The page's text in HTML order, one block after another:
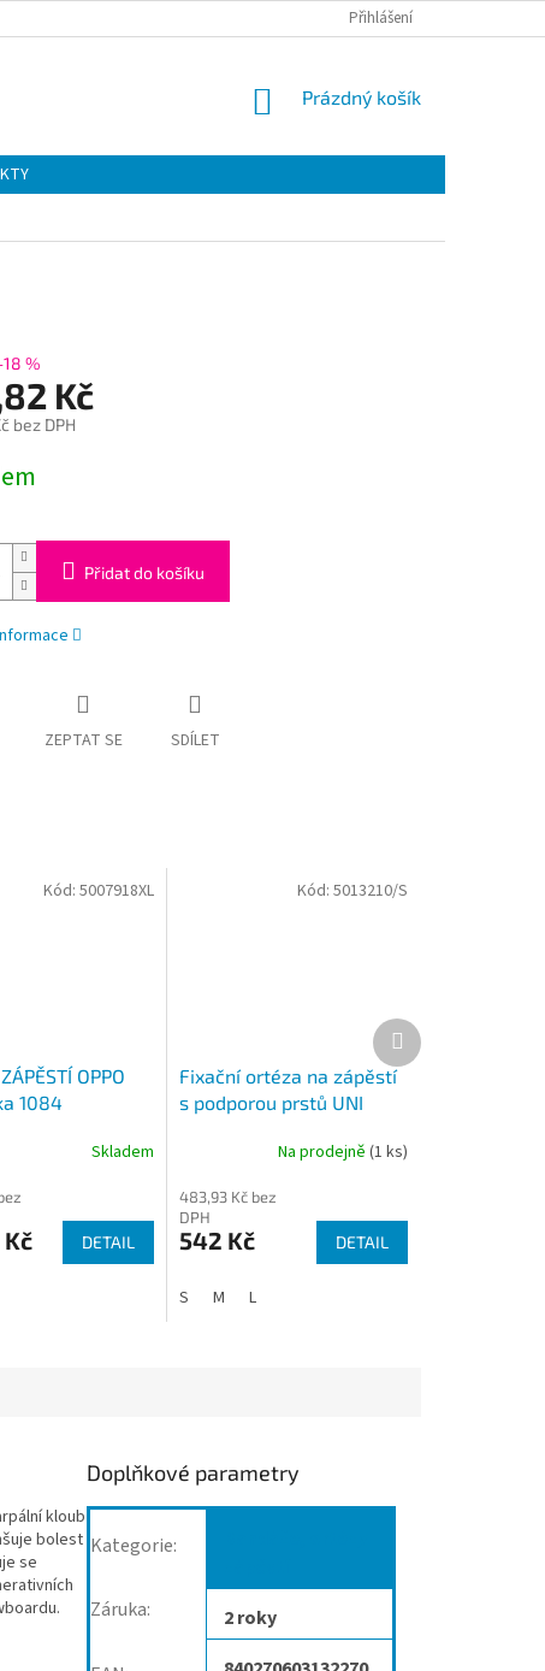
Přihlášení
NÁKUPNÍ
Prázdný košík
%
Kč
bez DPH
Přidat do košíku
ZEPTAT SE SDÍLET
OPPO
1084
Skladem
DETAIL
Kód:5007918XL
Fixační ortéza na zápěstí
s podporou prstů UNI
Na prodejně (1 ks)
483,93 Kč bez
DPH
542 Kč DETAIL
S M L
Kód: 5013210/S
Další
produkt
kloub
bolest
se
Doplňkové parametry
Kategorie:
Záruka: 2 roky